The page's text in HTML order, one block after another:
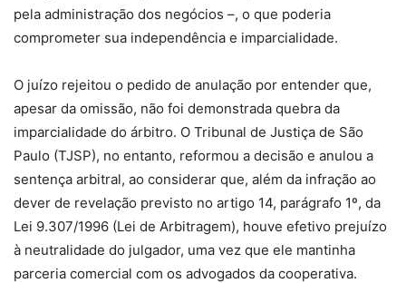
pela administração dos negócios –, o que poderia
comprometer sua independência e imparcialidade.
O juízo rejeitou o pedido de anulação por entender que,
apesar da omissão, não foi demonstrada quebra da
imparcialidade do árbitro. O Tribunal de Justiça de São
Paulo (TJSP), no entanto, reformou a decisão e anulou a
sentença arbitral, ao considerar que, além da infração ao
dever de revelação previsto no artigo 14, parágrafo 1º, da
Lei 9.307/1996 (Lei de Arbitragem), houve efetivo prejuízo
à neutralidade do julgador, uma vez que ele mantinha
parceria comercial com os advogados da cooperativa.